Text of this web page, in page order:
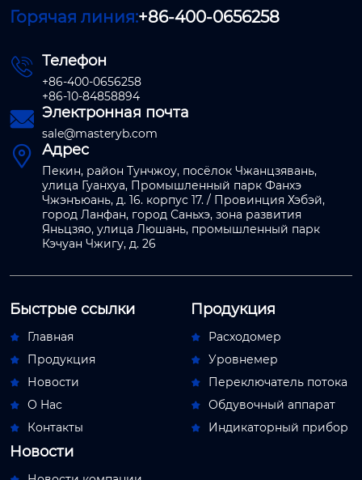
Горячая линия:+86-400-0656258
 Телефон
+86-400-0656258
+86-10-84858894
 Электронная почта
sale@masteryb.com
 Адрес
Пекин, район Тунчжоу, посёлок Чжанцзявань,
улица Гуанхуа, Промышленный парк Фанхэ
Чжэнъюань, д. 16. корпус 17. / Провинция Хэбэй,
город Ланфан, город Саньхэ, зона развития
Яньцзяо, улица Люшань, промышленный парк
Кэчуан Чжигу, д. 26
Быстрые ссылки
 Главная
 Продукция
 Новости
 О Hас
 Контакты
Продукция
 Расходомер
 Уровнемер
 Переключатель потока
 Обдувочный аппарат
 Индикаторный прибор
Новости